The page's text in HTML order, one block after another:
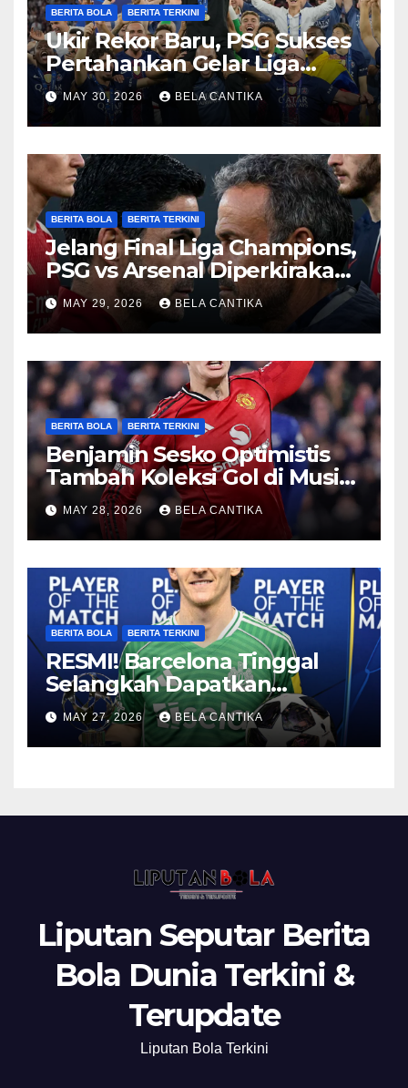
BERITA BOLA BERITA TERKINI
Ukir Rekor Baru, PSG Sukses
Pertahankan Gelar Liga
Champions
MAY 30, 2026 BELA CANTIKA
BERITA BOLA BERITA TERKINI
Jelang Final Liga Champions,
PSG vs Arsenal Diperkirakan
Sengit
MAY 29, 2026 BELA CANTIKA
BERITA BOLA BERITA TERKINI
Benjamin Sesko Optimistis
Tambah Koleksi Gol di Musim
2026/27
MAY 28, 2026 BELA CANTIKA
BERITA BOLA BERITA TERKINI
RESMI! Barcelona Tinggal
Selangkah Dapatkan
Anthony Gordon
MAY 27, 2026 BELA CANTIKA
Liputan Seputar Berita
Bola Dunia Terkini &
Terupdate
Liputan Bola Terkini